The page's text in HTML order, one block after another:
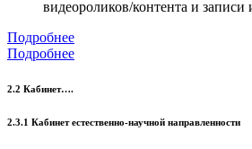
видеороликов/контента и записи
Подробнее
Подробнее
2.2 Кабинет….
2.3.1 Кабинет естественно-научной направленности